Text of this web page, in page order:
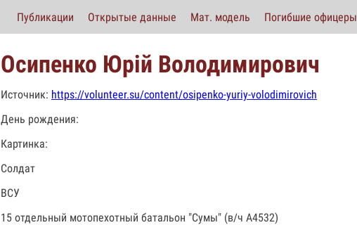
Публикации Открытые данные Мат. модель Погибшие офицеры
Осипенко Юрій Володимирович
Источник: https://volunteer.su/content/osipenko-yuriy-volodimirovich
День рождения:
Картинка:
Солдат
ВСУ
15 отдельный мотопехотный батальон "Сумы" (в/ч А4532)